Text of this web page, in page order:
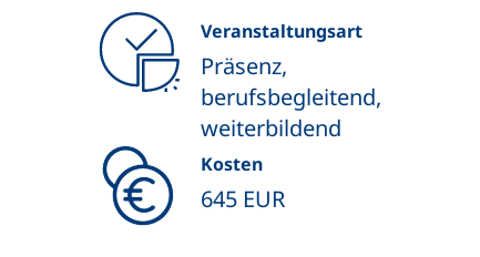
Veranstaltungsart
Präsenz,
berufsbegleitend,
weiterbildend
Kosten
645 EUR